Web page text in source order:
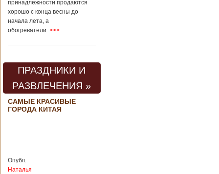
принадлежности продаются
хорошо с конца весны до
начала лета, а
обогреватели >>>
ПРАЗДНИКИ И
РАЗВЛЕЧЕНИЯ »
САМЫЕ КРАСИВЫЕ
ГОРОДА КИТАЯ
Опубл.
Наталья